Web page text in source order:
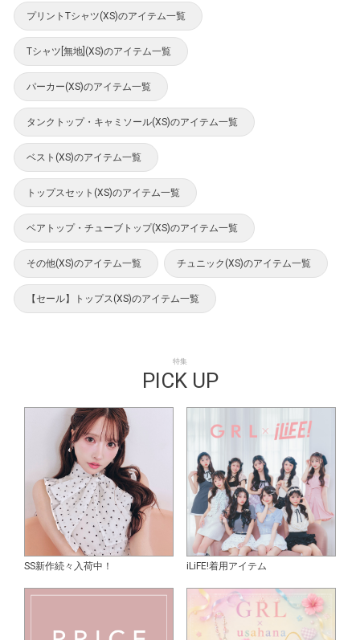
プリントTシャツ(XS)のアイテム一覧
Tシャツ[無地](XS)のアイテム一覧
パーカー(XS)のアイテム一覧
タンクトップ・キャミソール(XS)のアイテム一覧
ベスト(XS)のアイテム一覧
トップスセット(XS)のアイテム一覧
ベアトップ・チューブトップ(XS)のアイテム一覧
その他(XS)のアイテム一覧 チュニック(XS)のアイテム一覧
【セール】トップス(XS)のアイテム一覧
特集
PICK UP
SS新作続々入荷中！ iLiFE!着用アイテム